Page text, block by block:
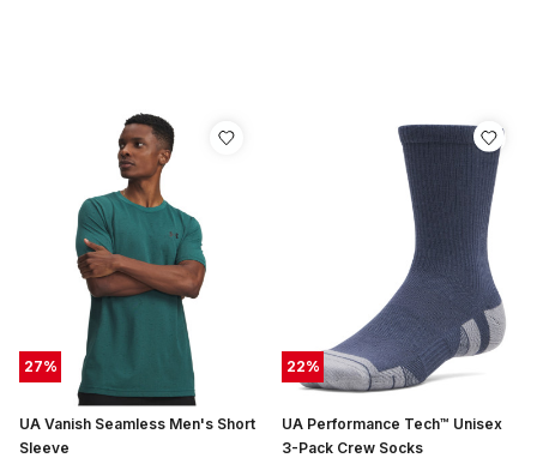
27%
UA Vanish Seamless Men's Short
Sleeve
22%
UA Performance Tech™ Unisex
3-Pack Crew Socks